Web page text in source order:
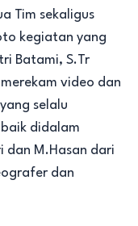
Tim sekaligus
kegiatan yang
Batami, S.Tr
video dan
selalu
didalam
dan M.Hasan dari
dan